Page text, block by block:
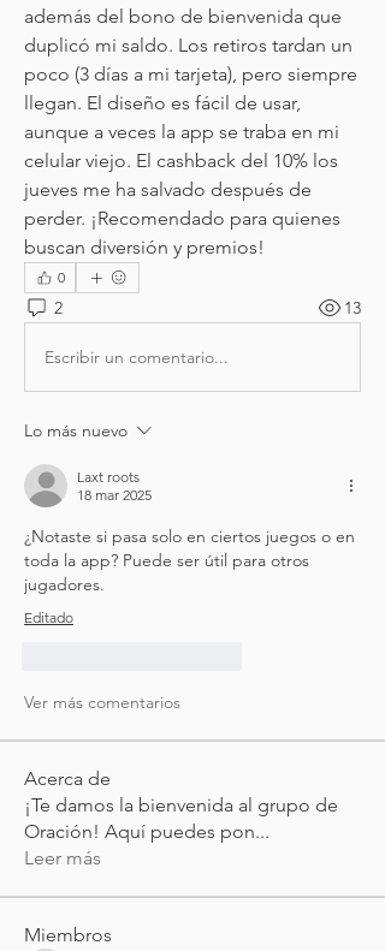
además del bono de bienvenida que
duplicó mi saldo. Los retiros tardan un
poco (3 días a mi tarjeta), pero siempre
llegan. El diseño es fácil de usar,
aunque a veces la app se traba en mi
celular viejo. El cashback del 10% los
jueves me ha salvado después de
perder. ¡Recomendado para quienes
buscan diversión y premios!
0
2 13
Escribir un comentario...
Lo más nuevo
Laxt roots
18 mar 2025
¿Notaste si pasa solo en ciertos juegos o en
toda la app? Puede ser útil para otros
jugadores.
Editado
Ver más comentarios
Acerca de
¡Te damos la bienvenida al grupo de
Oración! Aquí puedes pon...
Leer más
Miembros